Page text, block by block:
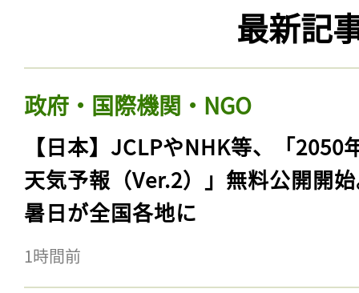
最新記
政府・国際機関・NGO
【日本】JCLPやNHK等、「2050
天気予報（Ver.2）」無料公開開
暑日が全国各地に
1時間前